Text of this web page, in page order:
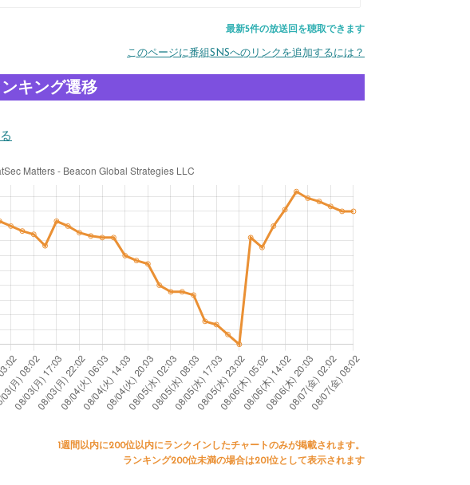
最新5件の放送回を聴取できます
このページに番組SNSへのリンクを追加するには？
キング遷移
1週間以内に200位以内にランクインしたチャートのみが掲載されます。
ランキング200位未満の場合は201位として表示されます